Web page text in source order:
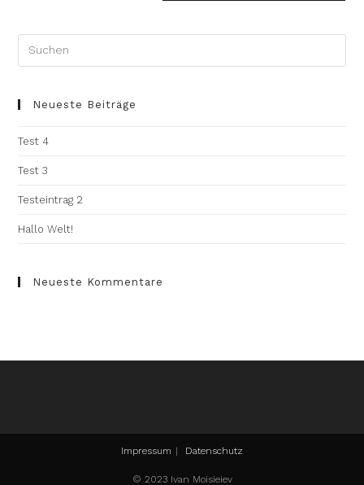
Neueste Beiträge
Test 4
Test 3
Testeintrag 2
Hallo Welt!
Neueste Kommentare
Impressum Datenschutz
© 2023 Ivan Moisieiev